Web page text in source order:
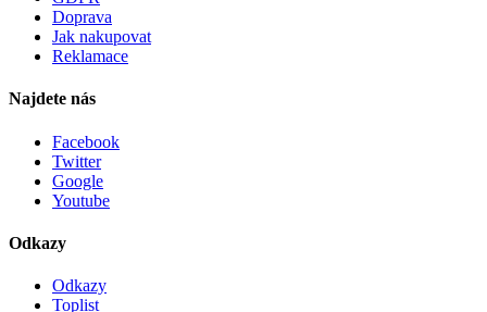
Doprava
Jak nakupovat
Reklamace
Najdete nás
Facebook
Twitter
Google
Youtube
Odkazy
Odkazy
Toplist